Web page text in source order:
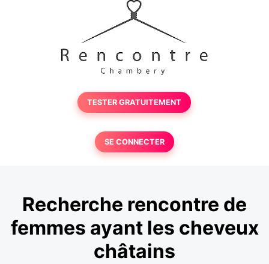
TESTER GRATUITEMENT
SE CONNECTER
Recherche rencontre de
femmes ayant les cheveux
châtains